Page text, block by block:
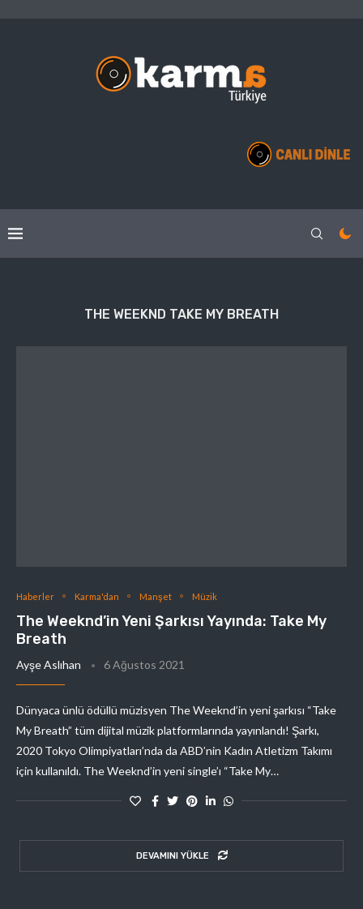
THE WEEKND TAKE MY BREATH
Haberler Karma'dan Manşet Müzik
The Weeknd’in Yeni Şarkısı Yayında: Take My
Breath
Ayşe Aslıhan 6 Ağustos 2021
Dünyaca ünlü ödüllü müzisyen The Weeknd’in yeni şarkısı “Take
My Breath” tüm dijital müzik platformlarında yayınlandı! Şarkı,
2020 Tokyo Olimpiyatları’nda da ABD’nin Kadın Atletizm Takımı
için kullanıldı. The Weeknd’in yeni single’ı “Take My…
DEVAMINI YÜKLE